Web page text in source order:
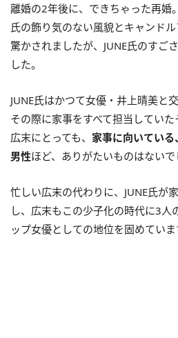
離婚の2年後に、できちゃった再婚
氏の飾り気のない風貌とキャンド
驚かされましたが、JUNE氏のすご
した。
JUNE氏はかつて女優・井上晴美と
その際に家事をすべて担当してい
広末にとっても、 家事に向いてい
男性ほど、ありがたいものはないで
忙しい広末の代わりに、JUNE氏が
し、広末もこの少子化の時代に3人
ップ女優としての地位を固めていま